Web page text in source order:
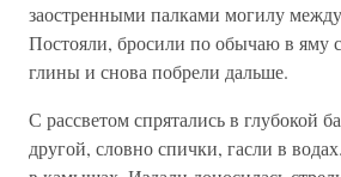
заостренными палками могилу между
Постояли, бросили по обычаю в яму
глины и снова побрели дальше.
С рассветом спрятались в глубокой
другой, словно спички, гасли в